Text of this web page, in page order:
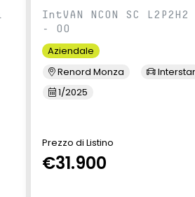
IntVAN NCON SC L2P2H2
- 00
Aziendale
Renord Monza
Interstar
1/2025
Prezzo di Listino
€31.900